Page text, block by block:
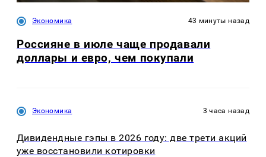
Экономика 43 минуты назад
Россияне в июле чаще продавали
доллары и евро, чем покупали
Экономика 3 часа назад
Дивидендные гэпы в 2026 году: две трети акций
уже восстановили котировки